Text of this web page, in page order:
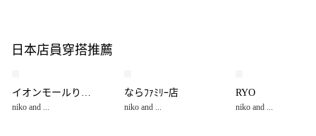
全盈+PAY
【大哥付你分期使用說明】
1.本服務由台灣大哥大提供，台灣大哥大用戶可立即使用無須另外申請。
AFTEE先享後付
日本店員穿搭推薦
イオンモールりんくう泉南
niko and ...
ならﾌｧﾐﾘｰ店
niko and ...
RYO
niko and ...